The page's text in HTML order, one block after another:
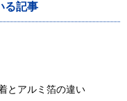
る記事
とアルミ箔の違い